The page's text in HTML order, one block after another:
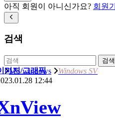
아직 회원이 아니신가요? 회원
검색
검색
MS windows Windows SV
미지/그래픽
12:44